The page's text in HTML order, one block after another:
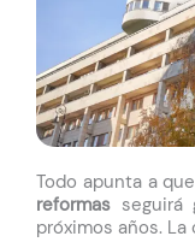
Todo apunta a
reformas seguirá
próximos años.